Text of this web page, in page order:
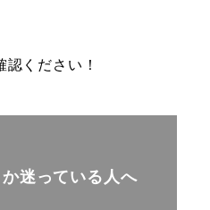
ください！
迷っている人へ